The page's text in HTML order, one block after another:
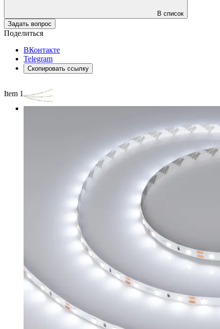
В список
Задать вопрос
Поделиться
ВКонтакте
Telegram
Скопировать ссылку
Item 1 of 3